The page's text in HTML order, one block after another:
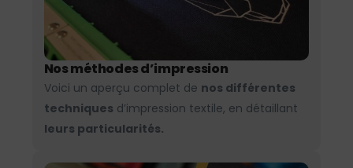
Nos méthodes d’impression
Voici un aperçu complet de nos différentes
techniques d’impression textile, en détaillant
leurs particularités.